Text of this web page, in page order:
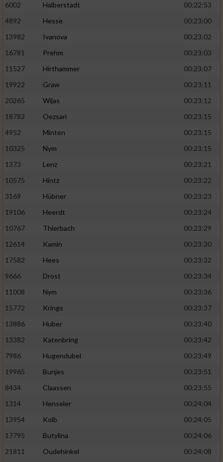
6002
Halberstadt
00:22:53
4892
Hesse
00:23:00
13982
Ivanova
00:23:02
16781
Prehm
00:23:03
11527
Hirthammer
00:23:07
19922
Graw
00:23:11
20265
Wijas
00:23:12
18782
Oezsari
00:23:15
4952
Minten
00:23:15
10325
Nym
00:23:15
1373
Lenz
00:23:21
10575
Hintz
00:23:22
3169
Hübner
00:23:23
19106
Heerdt
00:23:24
10767
Thierbach
00:23:29
12614
Kamin
00:23:30
17582
Hees
00:23:32
9666
Drost
00:23:34
11008
Nym
00:23:36
15772
Krings
00:23:37
13886
Huber
00:23:40
13382
Katenbring
00:23:42
7986
Hugendubel
00:23:49
19965
Bunjes
00:23:51
8434
Claassen
00:23:55
1314
Henseler
00:24:04
13954
Kolb
00:24:05
17795
Butylina
00:24:06
21811
Oudehinkel 00:24:08